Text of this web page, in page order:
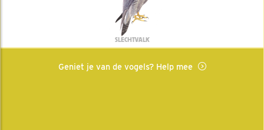
SLECHTVALK
Geniet je van de vogels? Help mee